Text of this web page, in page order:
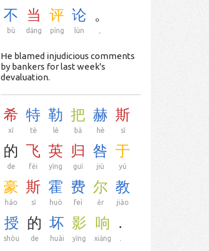
不
bù
当
dāng
评
píng
论
lùn
。
He blamed injudicious comments
by bankers for last week's
devaluation.
希
xī
特
tè
勒
lè
把
bǎ
赫
hè
斯
sī
的
de
飞
fēi
英
yīng
归
guī
咎
jiù
于
yú
豪
háo
斯
sī
霍
huò
费
feì
尔
ěr
教
jiào
授
shòu
的
de
坏
huài
影
yǐng
响
xiǎng
.
.